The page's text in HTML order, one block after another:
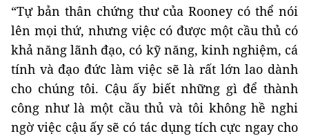
“Tự bản thân chứng thư của Rooney có thể nói
lên mọi thứ, nhưng việc có được một cầu thủ có
khả năng lãnh đạo, có kỹ năng, kinh nghiệm, cá
tính và đạo đức làm việc sẽ là rất lớn lao dành
cho chúng tôi. Cậu ấy biết những gì để thành
công như là một cầu thủ và tôi không hề nghi
ngờ việc cậu ấy sẽ có tác dụng tích cực ngay cho